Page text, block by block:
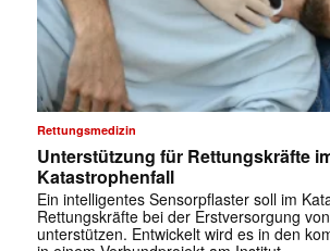
Rettungsmedizin
Unterstützung für Rettungskräfte
Katastrophenfall
Ein intelligentes Sensorpflaster soll im
Rettungskräfte bei der Erstversorgung
unterstützen. Entwickelt wird es in den